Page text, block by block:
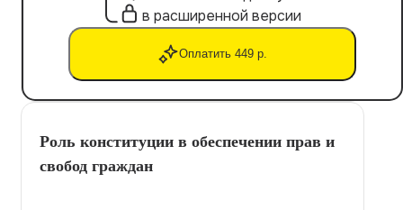
в расширенной версии
Оплатить 449 р.
Роль конституции в обеспечении прав и
свобод граждан